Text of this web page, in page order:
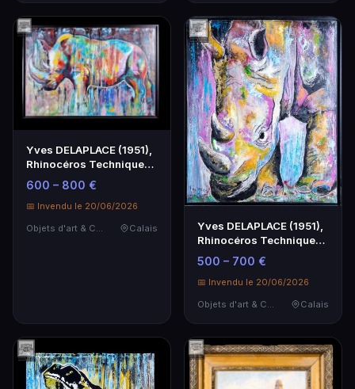
Yves DELAPLACE (1951),
Rhinocéros Technique
mixte sur toile …
600 – 800 €
📅 Invendu le 20/06/2026
Objets d'art & Curiosités
Calais
Yves DELAPLACE (1951),
Rhinocéros Technique
mixte sur pannea…
500 – 700 €
📅 Invendu le 20/06/2026
Objets d'art & Curiosités
Calais